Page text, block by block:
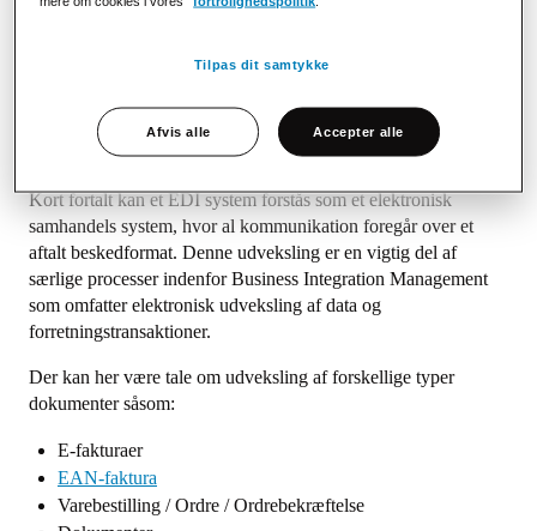
Som myndighed, virksomhed og samhandelspartner kan der
forskellige systemer og aktører. Electronic Data Interchange
data transmitteres fra et ERP-system til et andet.
Hvad er EDI system?
Kort fortalt kan et EDI system forstås som et elektronisk
samhandels system, hvor al kommunikation foregår over et
aftalt beskedformat. Denne udveksling er en vigtig del af
særlige processer indenfor Business Integration Management
som omfatter elektronisk udveksling af data og
forretningstransaktioner.
Der kan her være tale om udveksling af forskellige typer
dokumenter såsom:
E-fakturaer
EAN-faktura
Varebestilling / Ordre / Ordrebekræftelse
Tilpas dit samtykke
Afvis alle Accepter alle